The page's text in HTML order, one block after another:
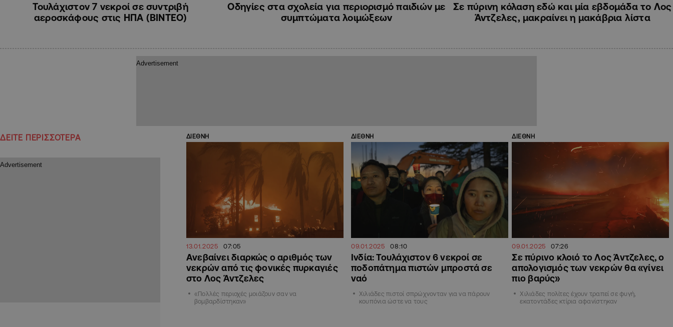
Τουλάχιστον 7 νεκροί σε συντριβή
αεροσκάφους στις ΗΠΑ (ΒΙΝΤΕΟ)
Οδηγίες στα σχολεία για περιορισμό παιδιών με
συμπτώματα λοιμώξεων
Σε πύρινη κόλαση εδώ και μία εβδομάδα το Λος
Άντζελες, μακραίνει η μακάβρια λίστα
ΔΕΙΤΕ ΠΕΡΙΣΣΟΤΕΡΑ ΔΙΕΘΝΗ
13.01.2025 07:05
Ανεβαίνει διαρκώς ο αριθμός των
νεκρών από τις φονικές πυρκαγιές
στο Λος Άντζελες
«Πολλές περιοχές μοιάζουν σαν να
βομβαρδίστηκαν»
ΔΙΕΘΝΗ
09.01.2025 08:10
Ινδία: Τουλάχιστον 6 νεκροί σε
ποδοπάτημα πιστών μπροστά σε
ναό
Χιλιάδες πιστοί σπρώχνονταν για να πάρουν
κουπόνια ώστε να τους
ΔΙΕΘΝΗ
09.01.2025 07:26
Σε πύρινο κλοιό το Λος Άντζελες, ο
απολογισμός των νεκρών θα «γίνει
πιο βαρύς»
Χιλιάδες πολίτες έχουν τραπεί σε φυγή,
εκατοντάδες κτίρια αφανίστηκαν